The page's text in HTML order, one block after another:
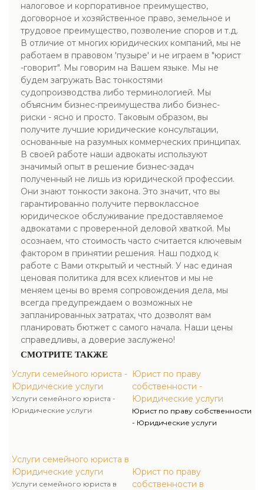
налоговое и корпоративное преимущество,
договорное и хозяйственное право, земельное и
трудовое преимущество, позволение споров и т.д.
В отличие от многих юридических компаний, мы не
работаем в правовом 'пузыре' и не играем в "юрист
-говорит". Мы говорим на Вашем языке. Мы не
будем загружать Вас тонкостями
судопроизводства либо терминологией. Мы
объясним бизнес-преимущества либо бизнес-
риски - ясно и просто. Таковым образом, вы
получите лучшие юридические консультации,
основанные на разумных коммерческих принципах.
В своей работе наши адвокаты используют
значимый опыт в решение бизнес-задач
полученный не лишь из юридической профессии.
Они знают тонкости закона. Это значит, что вы
гарантированно получите первоклассное
юридическое обслуживание предоставляемое
адвокатами с проверенной деловой хваткой. Мы
осознаем, что стоимость часто считается ключевым
фактором в принятии решения. Наш подход к
работе с Вами открытый и честный. У нас единая
ценовая политика для всех клиентов и мы не
меняем цены во время сопровождения дела, мы
всегда предупреждаем о возможных не
запланированных затратах, что дозволят вам
планировать бютжет с самого начала. Наши цены
справедливы, а доверие заслужено!
СМОТРИТЕ ТАКЖЕ
Услуги семейного юриста -
Юридические услуги
Услуги семейного юриста -
Юридические услуги
Услуги семейного юриста в
Юридические услуги
Услуги семейного юриста в
Юрист по праву
собственности -
Юридические услуги
Юрист по праву собственности
- Юридические услуги
Юрист по праву
собственности в